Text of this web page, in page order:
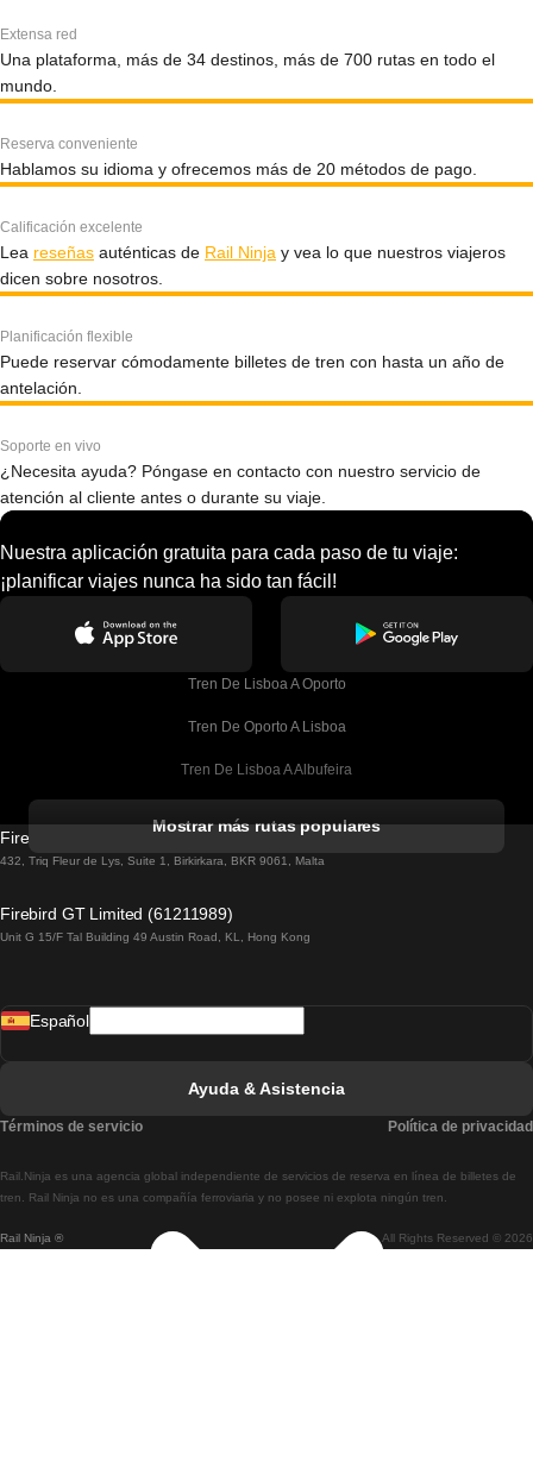
Extensa red
Una plataforma, más de 34 destinos, más de 700 rutas en todo el
mundo.
Reserva conveniente
Hablamos su idioma y ofrecemos más de 20 métodos de pago.
Calificación excelente
Lea reseñas auténticas de Rail Ninja y vea lo que nuestros viajeros
dicen sobre nosotros.
Planificación flexible
Puede reservar cómodamente billetes de tren con hasta un año de
antelación.
Soporte en vivo
¿Necesita ayuda? Póngase en contacto con nuestro servicio de
atención al cliente antes o durante su viaje.
Nuestra aplicación gratuita para cada paso de tu viaje:
¡planificar viajes nunca ha sido tan fácil!
Tren De Lisboa A Oporto
Tren De Oporto A Lisboa
Tren De Lisboa A Albufeira
Tren De Lisboa A Lagos
Tren De Lisboa A Madrid
Tren De Lisboa A Braga
Tren De Braga A Lisboa
Mostrar más rutas populares
Firebird GT Limited (OC 1451)
432, Triq Fleur de Lys, Suite 1, Birkirkara, BKR 9061, Malta
Firebird GT Limited (61211989)
Unit G 15/F Tal Building 49 Austin Road, KL, Hong Kong
Rail Ninja ® All Rights Reserved © 2026
Rail.Ninja es una agencia global independiente de servicios de reserva en línea de billetes de
tren. Rail Ninja no es una compañía ferroviaria y no posee ni explota ningún tren.
Español
Ayuda & Asistencia
Términos de servicio Política de privacidad